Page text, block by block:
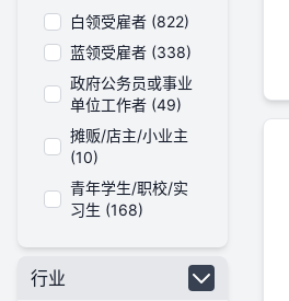
白领受雇者 (822)
蓝领受雇者 (338)
政府公务员或事业
单位工作者 (49)
摊贩/店主/小业主
(10)
青年学生/职校/实
习生 (168)
行业